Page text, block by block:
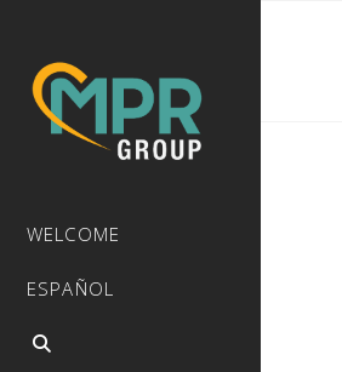
WELCOME
ESPAÑOL